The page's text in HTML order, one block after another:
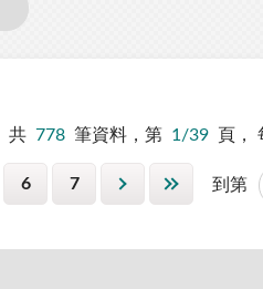
共 778 筆資料，第 1/39 頁，
6 7 到第